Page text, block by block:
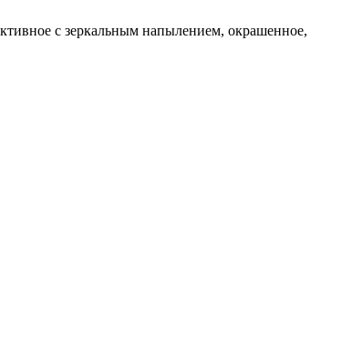
с зеркальным напылением, окрашенное,